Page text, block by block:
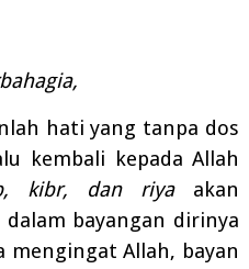
hati yang tanpa dos
kembali kepada Allah
kibr, dan riya akan
bayangan dirinya
mengingat Allah, bayan